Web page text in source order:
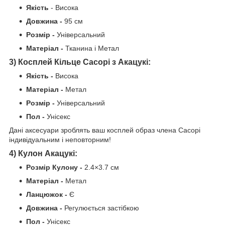
Якість - Висока
Довжина - 95 см
Розмір - Універсальний
Матеріал - Тканина і Метал
3) Косплей Кільце Сасорі з Акацукі:
Якість - Висока
Матеріал - Метал
Розмір - Універсальний
Пол - Унісекс
Дані аксесуари зроблять ваш косплей образ члена Сасорі
індивідуальним і неповторним!
4) Кулон Акацукі:
Розмір Кулону - 2.4×3.7 см
Матеріал - Метал
Ланцюжок - Є
Довжина - Регулюється застібкою
Пол - Унісекс